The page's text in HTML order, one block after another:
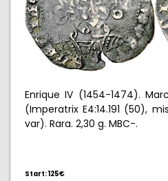
Enrique IV (1454-1474).
(Imperatrix E4:14.191 (50),
var). Rara. 2,30 g. MBC-.
Start: 125€